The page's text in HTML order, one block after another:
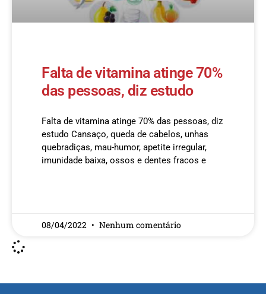
Falta de vitamina atinge 70%
das pessoas, diz estudo
Falta de vitamina atinge 70% das pessoas, diz
estudo Cansaço, queda de cabelos, unhas
quebradiças, mau-humor, apetite irregular,
imunidade baixa, ossos e dentes fracos e
08/04/2022 Nenhum comentário